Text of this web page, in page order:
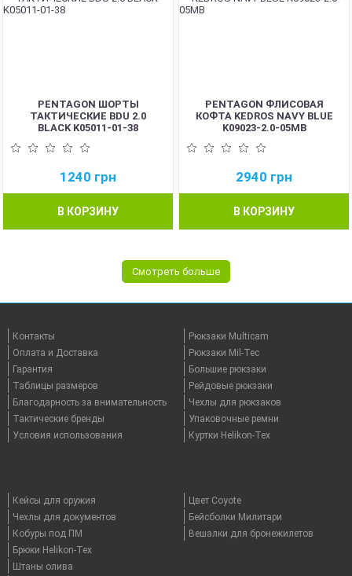
PENTAGON ШОРТЫ
ТАКТИЧЕСКИЕ BDU 2.0
BLACK K05011-01-38
1240 грн
В КОРЗИНУ
PENTAGON ФЛИСОВАЯ
КОФТА KEDROS NAVY BLUE
K09023-2.0-05MB
2940 грн
В КОРЗИНУ
Смотреть больше
Контакты
Оплата и Доставка
Гарантия
Таблицы размеров
Благодарность за внимательность
Тактические бренды
Условия использования
Рюкзаки Multicam
Рюкзаки Mil-Tec
Большие рюкзаки
Рейдовые рюкзаки
Чехлы для рюкзаков
Упаковочные ремни
Куртки Helikon-Tex
Кейсы для оружия
Чехлы для документов
Кобуры под ПМ
Брюки Helikon-Tex
Штаны олива
Цвет Coyote
Бейсболки Милитари
Вешалки для бронежилетов